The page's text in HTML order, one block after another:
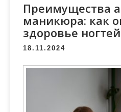
Преимущества
маникюра: как
здоровье
18.11.2024